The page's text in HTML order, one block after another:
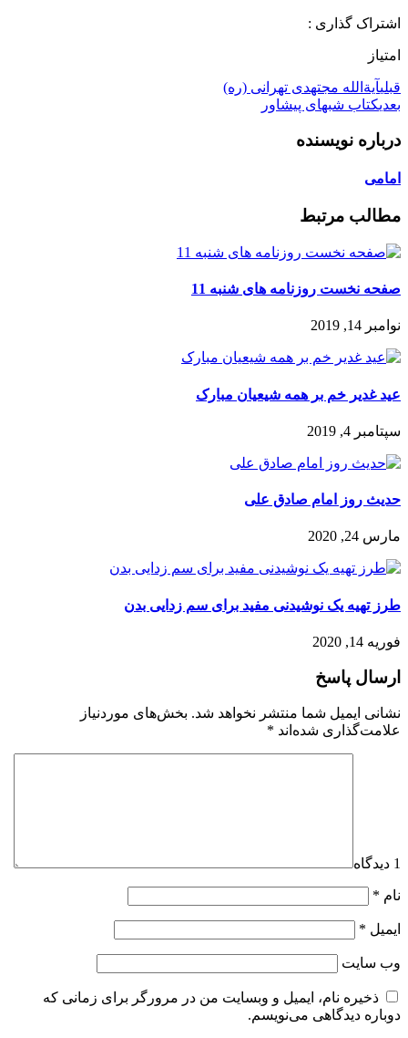
اشتراک گذاری :
امتیاز
قبلیآیةالله مجتهدی تهرانی (ره)
بعدیکتاب شبهای پیشاور
درباره نویسنده
امامی
مطالب مرتبط
صفحه نخست روزنامه های شنبه 11
نوامبر 14, 2019
عید غدیر خم بر همه شیعیان مبارک
سپتامبر 4, 2019
حدیث روز امام صادق علی
مارس 24, 2020
‌طرز تهیه‌ یک نوشیدنی‌ مفید برای سم ‌زدایی بدن
فوریه 14, 2020
ارسال پاسخ
نشانی ایمیل شما منتشر نخواهد شد. بخش‌های موردنیاز
علامت‌گذاری شده‌اند *
1 دیدگاه
نام *
ایمیل *
وب‌ سایت
ذخیره نام، ایمیل و وبسایت من در مرورگر برای زمانی که
دوباره دیدگاهی می‌نویسم.